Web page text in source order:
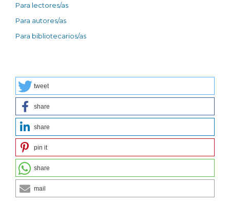
Para lectores/as
Para autores/as
Para bibliotecarios/as
tweet
share
share
pin it
share
mail